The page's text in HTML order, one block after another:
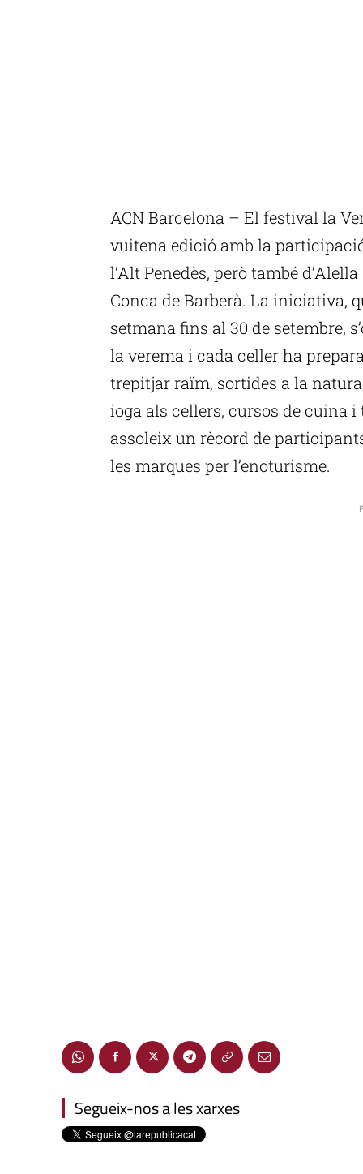
ACN Barcelona – El festival la
vuitena edició amb la
l’Alt Penedès, però també
Conca de Barberà. La iniciativa,
setmana fins al 30 de setembre,
la verema i cada celler ha
trepitjar raïm, sortides a la
ioga als cellers, cursos de cuina i
assoleix un rècord de
les marques per l’enoturisme.
Segueix-nos a les xarxes